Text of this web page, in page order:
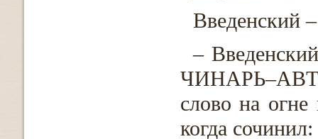
Введенский
–
слово на
когда сочинил: